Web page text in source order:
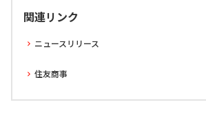
関連リンク
ニュースリリース
住友商事